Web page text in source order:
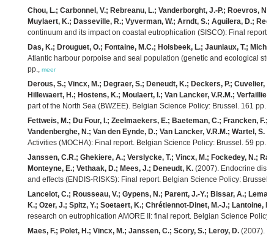
Chou, L.; Carbonnel, V.; Rebreanu, L.; Vanderborght, J.-P.; Roevros,
Muylaert, K.; Dasseville, R.; Vyverman, W.; Arndt, S.; Aguilera, D.;
continuum and its impact on coastal eutrophication (SISCO): Final report
Das, K.; Drouguet, O.; Fontaine, M.C.; Holsbeek, L.; Jauniaux, T.;
Atlantic harbour porpoise and seal population (genetic and ecological
pp., meer
Derous, S.; Vincx, M.; Degraer, S.; Deneudt, K.; Deckers, P.; Cuvelier,
Hillewaert, H.; Hostens, K.; Moulaert, I.; Van Lancker, V.R.M.; Verfaillie,
part of the North Sea (BWZEE). Belgian Science Policy: Brussel. 161 pp.,
Fettweis, M.; Du Four, I.; Zeelmaekers, E.; Baeteman, C.; Francken, F.;
Vandenberghe, N.; Van den Eynde, D.; Van Lancker, V.R.M.; Wartel, S.
Activities (MOCHA): Final report. Belgian Science Policy: Brussel. 59 pp.,
Janssen, C.R.; Ghekiere, A.; Verslycke, T.; Vincx, M.; Fockedey, N.;
Monteyne, E.; Vethaak, D.; Mees, J.; Deneudt, K. (2007). Endocrine
and effects (ENDIS-RISKS): Final report. Belgian Science Policy:
Lancelot, C.; Rousseau, V.; Gypens, N.; Parent, J.-Y.; Bissar, A.;
K.; Ozer, J.; Spitz, Y.; Soetaert, K.; Chrétiennot-Dinet, M.-J.; Lantoine,
research on eutrophication AMORE II: final report. Belgian Science
Maes, F.; Polet, H.; Vincx, M.; Janssen, C.; Scory, S.; Leroy, D. (2007).